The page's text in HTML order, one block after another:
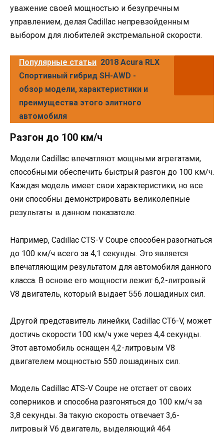
уважение своей мощностью и безупречным
управлением, делая Cadillac непревзойденным
выбором для любителей экстремальной скорости.
Популярные статьи 2018 Acura RLX
Спортивный гибрид SH-AWD -
обзор модели, характеристики и
преимущества этого элитного
автомобиля
Разгон до 100 км/ч
Модели Cadillac впечатляют мощными агрегатами,
способными обеспечить быстрый разгон до 100 км/ч.
Каждая модель имеет свои характеристики, но все
они способны демонстрировать великолепные
результаты в данном показателе.
Например, Cadillac CTS-V Coupe способен разогнаться
до 100 км/ч всего за 4,1 секунды. Это является
впечатляющим результатом для автомобиля данного
класса. В основе его мощности лежит 6,2-литровый
V8 двигатель, который выдает 556 лошадиных сил.
Другой представитель линейки, Cadillac CT6-V, может
достичь скорости 100 км/ч уже через 4,4 секунды.
Этот автомобиль оснащен 4,2-литровым V8
двигателем мощностью 550 лошадиных сил.
Модель Cadillac ATS-V Coupe не отстает от своих
соперников и способна разгоняться до 100 км/ч за
3,8 секунды. За такую скорость отвечает 3,6-
литровый V6 двигатель, выделяющий 464